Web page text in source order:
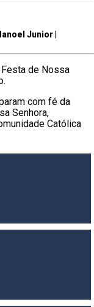
Junior
de Nossa
com fé da
Senhora,
Católica